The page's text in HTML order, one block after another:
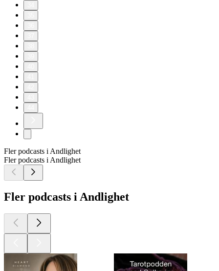
Fler podcasts i Andlighet
Fler podcasts i Andlighet
Fler podcasts i Andlighet